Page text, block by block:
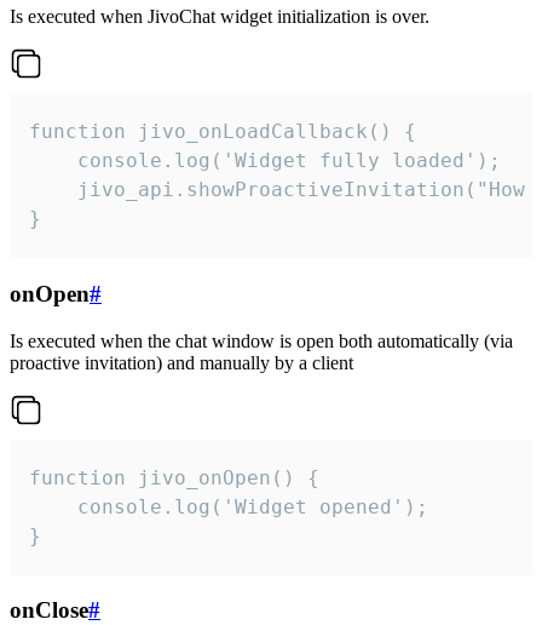
Is executed when JivoChat widget initialization is over.
function jivo_onLoadCallback() {
    console.log('Widget fully loaded');
jivo_api.showProactiveInvitation("How
}
onOpen#
Is executed when the chat window is open both automatically (via
proactive invitation) and manually by a client
function jivo_onOpen() {
    console.log('Widget opened');
}
onClose#